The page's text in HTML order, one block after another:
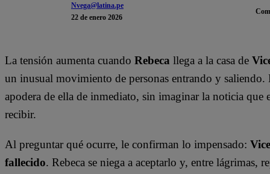
Nvega@latina.pe
22 de enero 2026
La tensión aumenta cuando Rebeca llega a la casa de
un inusual movimiento de personas entrando y saliendo.
apodera de ella de inmediato, sin imaginar la noticia que
recibir.
Al preguntar qué ocurre, le confirman lo impensado:
fallecido. Rebeca se niega a aceptarlo y, entre lágrimas,